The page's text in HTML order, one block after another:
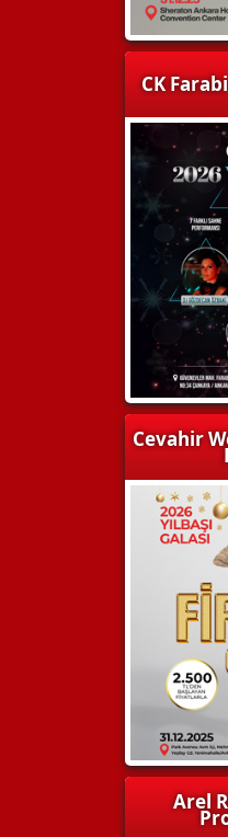
CK
Cevahir
Arel